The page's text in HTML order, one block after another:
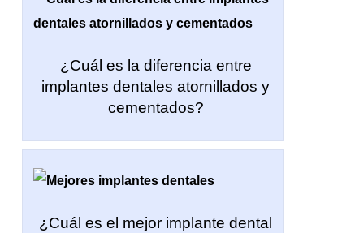
¿Cuál es la diferencia entre
implantes dentales atornillados y
cementados?
¿Cuál es el mejor implante dental